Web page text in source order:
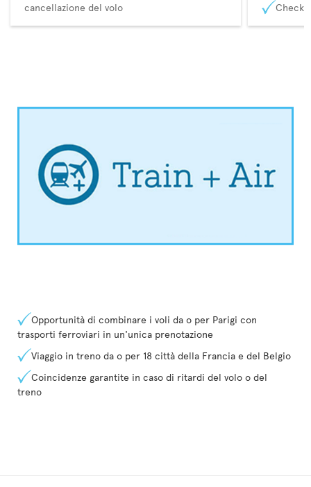
cancellazione del volo
Check-
Opportunità di combinare i voli da o per Parigi con
trasporti ferroviari in un'unica prenotazione
Viaggio in treno da o per 18 città della Francia e del Belgio
Coincidenze garantite in caso di ritardi del volo o del
treno